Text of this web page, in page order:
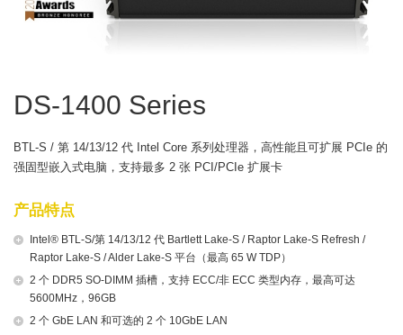
DS-1400 Series
BTL-S / 第 14/13/12 代 Intel Core 系列处理器，高性能且可扩展 PCIe 的
强固型嵌入式电脑，支持最多 2 张 PCI/PCIe 扩展卡
产品特点
Intel® BTL-S/第 14/13/12 代 Bartlett Lake-S / Raptor Lake-S Refresh /
Raptor Lake-S / Alder Lake-S 平台（最高 65 W TDP）
2 个 DDR5 SO-DIMM 插槽，支持 ECC/非 ECC 类型内存，最高可达
5600MHz，96GB
2 个 GbE LAN 和可选的 2 个 10GbE LAN